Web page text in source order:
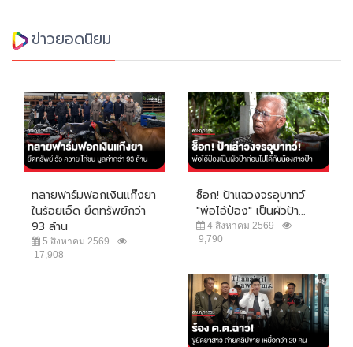
ข่าวยอดนิยม
ทลายฟาร์มฟอกเงินแก๊งยา
ในร้อยเอ็ด ยึดทรัพย์กว่า
93 ล้าน
5 สิงหาคม 2569
17,908
ช็อก! ป้าแฉวงจรอุบาทว์
"พ่อไอ้ป๋อง" เป็นผัวป้า...
4 สิงหาคม 2569
9,790